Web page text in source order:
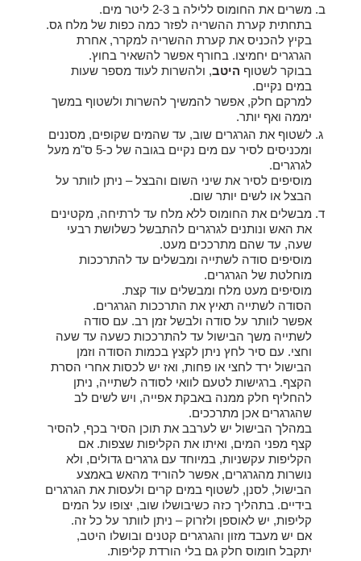
משרים את החומוס ללילה ב 2-3 ליטר מים.
בתחתית קערת ההשריה לפזר כמה כפות של מלח גס.
בקיץ להכניס את קערת ההשריה למקרר, אחרת
הגרגרים יחמיצו. בחורף אפשר להשאיר בחוץ.
בבוקר לשטוף היטב, ולהשרות לעוד מספר שעות
במים נקיים.
למרקם חלק, אפשר להמשיך להשרות ולשטוף במשך
יממה ואף יותר.
לשטוף את הגרגרים שוב, עד שהמים שקופים, מסננים
ומכניסים לסיר עם מים נקיים בגובה של כ-5 ס"מ מעל
לגרגרים.
מוסיפים לסיר את שיני השום והבצל – ניתן לוותר על
הבצל או לשים יותר שום.
מבשלים את החומוס ללא מלח עד לרתיחה, מקטינים
את האש ונותנים לגרגרים להתבשל כשלושת רבעי
שעה, עד שהם מתרככים מעט.
מוסיפים סודה לשתייה ומבשלים עד להתרככות
מוחלטת של הגרגרים.
מוסיפים מעט מלח ומבשלים עוד קצת.
הסודה לשתייה תאיץ את התרככות הגרגרים.
אפשר לוותר על סודה ולבשל זמן רב. עם סודה
לשתייה משך הבישול עד להתרככות כשעה עד שעה
וחצי. עם סיר לחץ ניתן לקצץ בכמות הסודה וזמן
הבישול ירד לחצי או פחות, ואז יש לכסות אחרי הסרת
הקצף. ברגישות לטעם לוואי לסודה לשתייה, ניתן
להחליף חלק ממנה באבקת אפייה, ויש לשים לב
שהגרגרים אכן מתרככים.
במהלך הבישול יש לערבב את תוכן הסיר בכף, להסיר
קצף מפני המים, ואיתו את הקליפות שצפות. אם
הקליפות עקשניות, במיוחד עם גרגרים גדולים, ולא
נושרות מהגרגרים, אפשר להוריד מהאש באמצע
הבישול, לסנן, לשטוף במים קרים ולעסות את הגרגרים
בידיים. בתהליך כזה כשיבושלו שוב, יצופו על המים
קליפות, יש לאוספן ולזרוק – ניתן לוותר על כל זה.
אם יש מעבד מזון והגרגרים קטנים ובושלו היטב,
יתקבל חומוס חלק גם בלי הורדת קליפות.